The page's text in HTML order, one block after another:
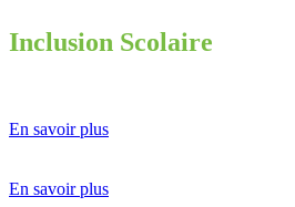
Inclusion Scolaire
En savoir plus
En savoir plus